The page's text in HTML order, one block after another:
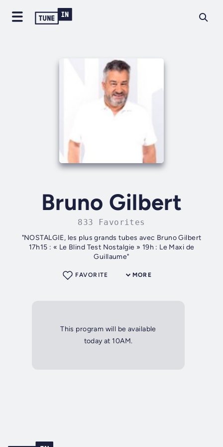
Bruno Gilbert
833 Favorites
"NOSTALGIE, les plus grands tubes avec Bruno Gilbert
17h15 : « Le Blind Test Nostalgie » 19h : Le Maxi de
Guillaume"
MORE
FAVORITE
This program will be available
today at 10AM.